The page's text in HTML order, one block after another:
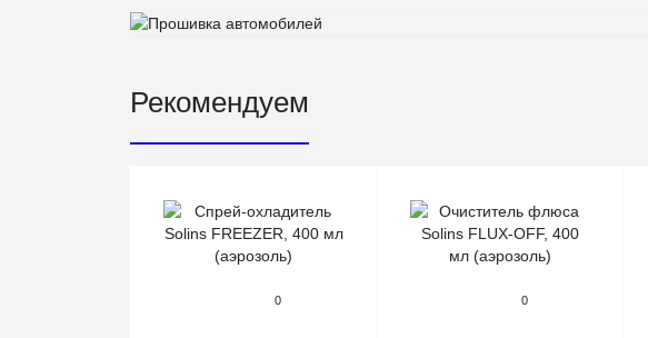
Рекомендуем
0 0